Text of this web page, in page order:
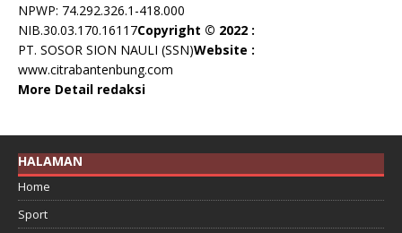
NPWP: 74.292.326.1-418.000
NIB.30.03.170.16117Copyright © 2022 :
PT. SOSOR SION NAULI (SSN)Website :
www.citrabantenbung.com
More Detail redaksi
HALAMAN
Home
Sport